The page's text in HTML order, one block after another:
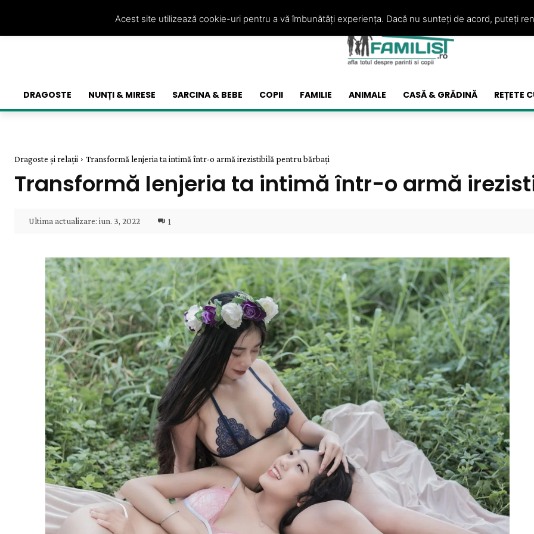
DRAGOSTE NUNȚI & MIRESE SARCINA & BEBE COPII FAMILIE ANIMALE CASĂ & GRĂDINĂ REȚETE
Dragoste și relații Transformă lenjeria ta intimă într-o armă irezistibilă pentru bărbați
Transformă lenjeria ta intimă într-o armă
Ultima actualizare: iun. 3, 2022 1
Acest site utilizează cookie-uri pentru a vă îmbunătăți experiența. Dacă nu sunteți de acord, puteți